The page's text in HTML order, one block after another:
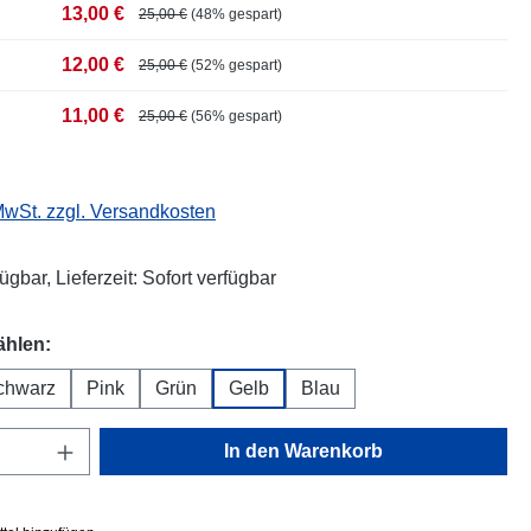
13,00 € 25,00 € (48% gespart)
12,00 € 25,00 € (52% gespart)
11,00 € 25,00 € (56% gespart)
zzgl. Versandkosten
Lieferzeit: Sofort verfügbar
ist zurzeit nicht verfügbar.)
Pink Grün Gelb Blau
Gib den gewünschten Wert ein
In den Warenkorb